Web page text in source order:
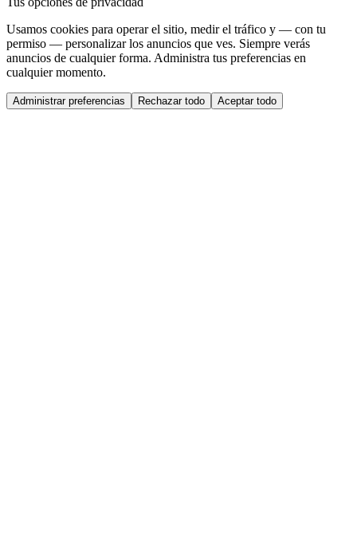
Usamos cookies para operar el sitio, medir el tráfico y — con tu
permiso — personalizar los anuncios que ves. Siempre verás
anuncios de cualquier forma. Administra tus preferencias en
cualquier momento.
Administrar preferencias Rechazar todo Aceptar todo